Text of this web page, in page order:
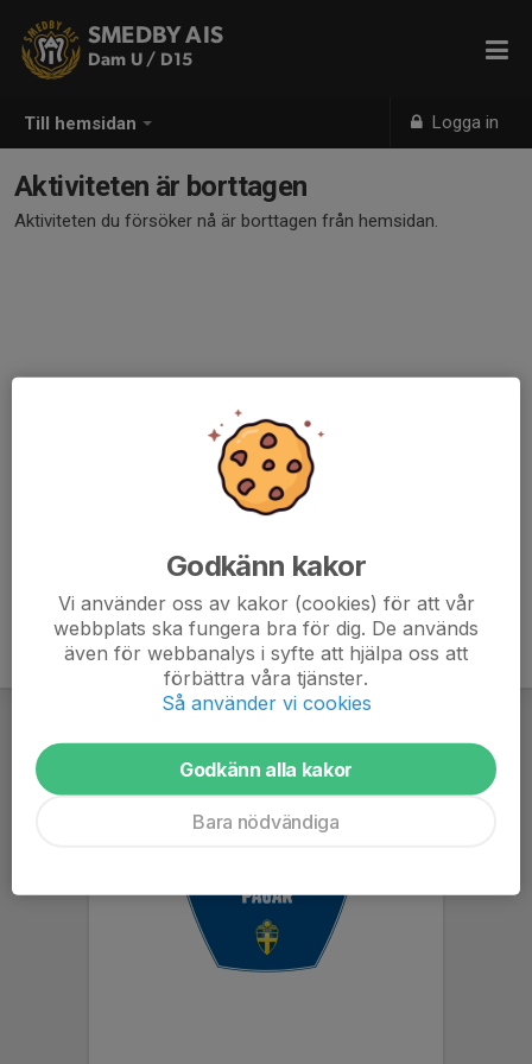
Till hemsidan Logga in
SMEDBY AIS
Dam U / D15
Aktiviteten är borttagen
Aktiviteten du försöker nå är borttagen från hemsidan.
Godkänn kakor
Vi använder oss av kakor (cookies) för att vår
webbplats ska fungera bra för dig. De används
även för webbanalys i syfte att hjälpa oss att
förbättra våra tjänster.
Så använder vi cookies
Godkänn alla kakor
Bara nödvändiga